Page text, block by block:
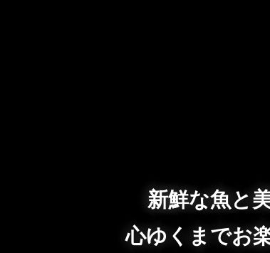
新鮮な魚と
心ゆくまでお